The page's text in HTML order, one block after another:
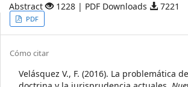
Abstract 1228 | PDF Downloads 7221
Article
Sidebar
PDF
Article
Details
Cómo citar
Velásquez V., F. (2016). La problemática